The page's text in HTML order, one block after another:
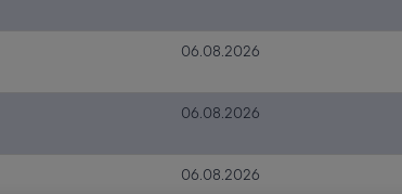
06.08.2026
06.08.2026
06.08.2026